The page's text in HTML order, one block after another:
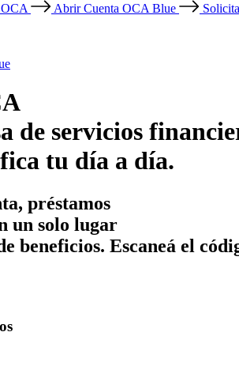
Abrir Cuenta OCA Blue
de servicios
tu día a día.
préstamos
un solo lugar
beneficios. Escaneá el